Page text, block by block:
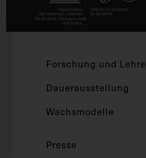
Forschung und Lehre
Dauerausstellung
Wachsmodelle
Presse